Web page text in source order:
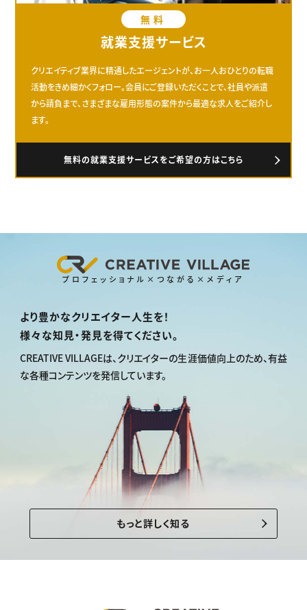
無料
就業支援サービス
クリエイティブ業界に精通したエージェントが、お一人おひとりの転職
活動をきめ細かくフォロー。会員にご登録いただくことで、社員や派遣
から請負まで、さまざまな雇用形態の案件から最適な求人をご紹介し
ます。
無料の就業支援サービスをご希望の方はこちら
プロフェッショナル×つながる×メディア
より豊かなクリエイター人生を！
様々な知見・発見を得てください。
CREATIVE VILLAGEは、 クリエイターの生涯価値向上のため、有益
な各種コンテンツを発信しています。
もっと詳しく知る